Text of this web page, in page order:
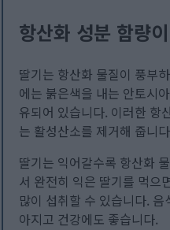
항산화 성분 함량
딸기는 항산화 물질이 풍부
에는 붉은색을 내는 안토시
유되어 있습니다. 이러한 항
는 활성산소를 제거해 줍니
딸기는 익어갈수록 항산화
서 완전히 익은 딸기를 먹으
많이 섭취할 수 있습니다.
아지고 건강에도 좋습니다.